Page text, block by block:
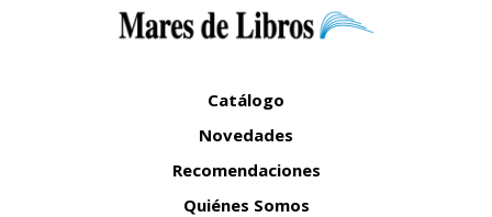
Catálogo
Novedades
Recomendaciones
Quiénes Somos